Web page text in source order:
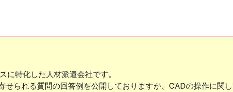
に特化した人材派遣会社です。
せられる質問の回答例を公開しておりますが、CADの操作に関